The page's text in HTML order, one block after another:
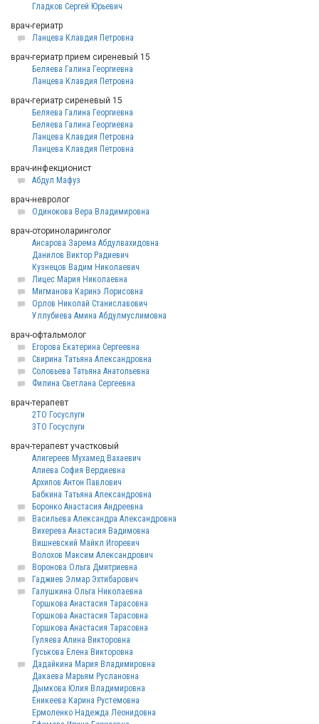
Гладков Сергей Юрьевич
врач-гериатр
Ланцева Клавдия Петровна
врач-гериатр прием сиреневый 15
Беляева Галина Георгиевна
Ланцева Клавдия Петровна
врач-гериатр сиреневый 15
Беляева Галина Георгиевна
Беляева Галина Георгиевна
Ланцева Клавдия Петровна
Ланцева Клавдия Петровна
врач-инфекционист
Абдул Мафуз
врач-невролог
Одинокова Вера Владимировна
врач-оториноларинголог
Ансарова Зарема Абдулвахидовна
Данилов Виктор Радиевич
Кузнецов Вадим Николаевич
Лицес Мария Николаевна
Мигманова Каринэ Лорисовна
Орлов Николай Станиславович
Уллубиева Амина Абдулмуслимовна
врач-офтальмолог
Егорова Екатерина Сергеевна
Свирина Татьяна Александровна
Соловьева Татьяна Анатольевна
Филина Светлана Сергеевна
врач-терапевт
2ТО Госуслуги
3ТО Госуслуги
врач-терапевт участковый
Алигереев Мухамед Вахаевич
Алиева София Вердиевна
Архипов Антон Павлович
Бабкина Татьяна Александровна
Боронко Анастасия Андреевна
Васильева Александра Александровна
Вихерева Анастасия Вадимовна
Вишневский Майкл Игоревич
Волохов Максим Александрович
Воронова Ольга Дмитриевна
Гаджиев Элмар Эхтибарович
Галушкина Ольга Николаевна
Горшкова Анастасия Тарасовна
Горшкова Анастасия Тарасовна
Горшкова Анастасия Тарасовна
Гуляева Алина Викторовна
Гуськова Елена Викторовна
Дадайкина Мария Владимировна
Дакаева Марьям Руслановна
Дымкова Юлия Владимировна
Еникеева Карина Рустемовна
Ермоленко Надежда Леонидовна